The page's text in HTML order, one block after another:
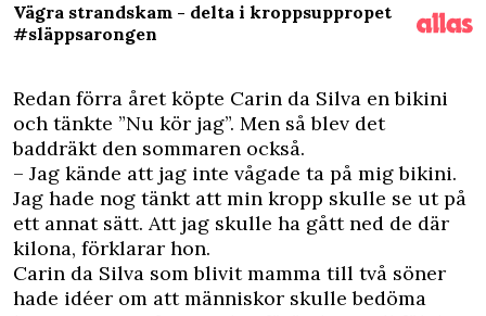
Vägra strandskam - delta i kroppsuppropet
#släppsarongen
Redan förra året köpte Carin da Silva en bikini
och tänkte ”Nu kör jag”. Men så blev det
baddräkt den sommaren också.
– Jag kände att jag inte vågade ta på mig bikini.
Jag hade nog tänkt att min kropp skulle se ut på
ett annat sätt. Att jag skulle ha gått ned de där
kilona, förklarar hon.
Carin da Silva som blivit mamma till två söner
hade idéer om att människor skulle bedöma